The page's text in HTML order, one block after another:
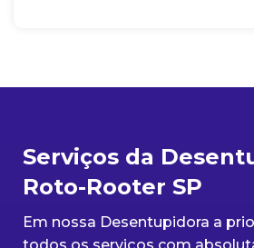
Serviços da
Roto-Rooter SP
Em nossa Desentupidora a
todos os serviços com